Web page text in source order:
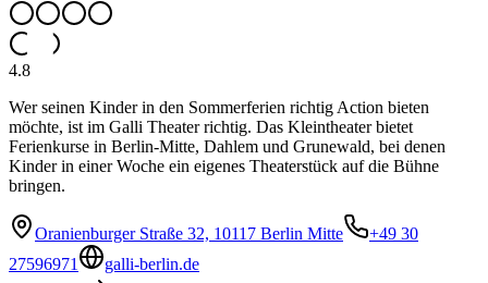
4.8
Wer seinen Kinder in den Sommerferien richtig Action bieten
möchte, ist im Galli Theater richtig. Das Kleintheater bietet
Ferienkurse in Berlin-Mitte, Dahlem und Grunewald, bei denen
Kinder in einer Woche ein eigenes Theaterstück auf die Bühne
bringen.
Oranienburger Straße 32, 10117 Berlin Mitte
+49 30
27596971
galli-berlin.de